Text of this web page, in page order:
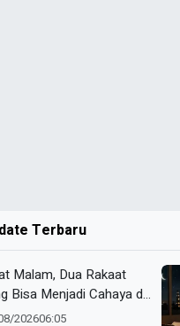
Terbaru
Malam, Dua Rakaat
Bisa Menjadi Cahaya di
Kubur
202606:05